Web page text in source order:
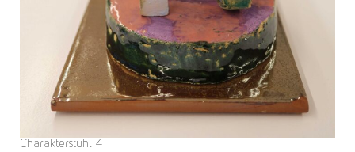
Charakterstuhl 4